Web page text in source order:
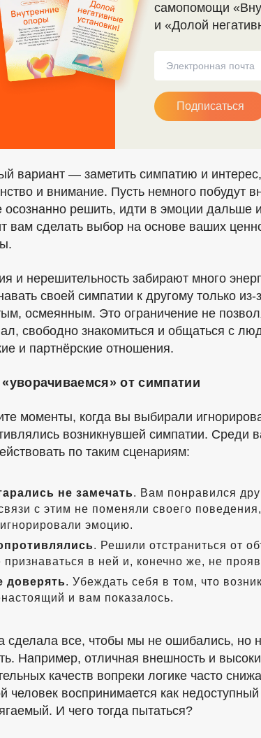
самопомощи
и «Долой
Подписаться
вариант — заметить симпатию и
и внимание. Пусть немного побудут
осознанно решить, идти в эмоции дальше
вам сделать выбор на основе ваших
и нерешительность забирают много
своей симпатии к другому только из-
осмеянным. Это ограничение не
свободно знакомиться и общаться с
и партнёрские отношения.
от симпатии
моменты, когда вы выбирали
возникнувшей симпатии. Среди
по таким сценариям:
не замечать. Вам понравился
с этим не поменяли своего
эмоцию.
. Решили отстраниться от
признаваться в ней и, конечно же, не
доверять. Убеждать себя в том, что
и вам показалось.
сделала все, чтобы мы не ошибались, но
Например, отличная внешность и
качеств вопреки логике часто
человек воспринимается как недоступный
И чего тогда пытаться?